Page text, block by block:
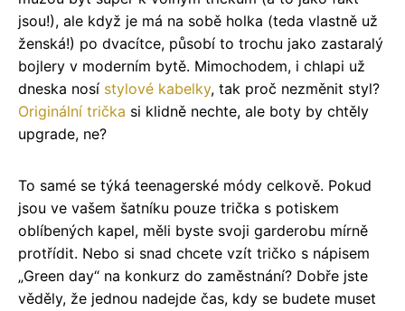
jsou!), ale když je má na sobě holka (teda vlastně už
ženská!) po dvacítce, působí to trochu jako zastaralý
bojlery v moderním bytě. Mimochodem, i chlapi už
dneska nosí stylové kabelky, tak proč nezměnit styl?
Originální trička si klidně nechte, ale boty by chtěly
upgrade, ne?
To samé se týká teenagerské módy celkově. Pokud
jsou ve vašem šatníku pouze trička s potiskem
oblíbených kapel, měli byste svoji garderobu mírně
protřídit. Nebo si snad chcete vzít tričko s nápisem
„Green day“ na konkurz do zaměstnání? Dobře jste
věděly, že jednou nadejde čas, kdy se budete muset